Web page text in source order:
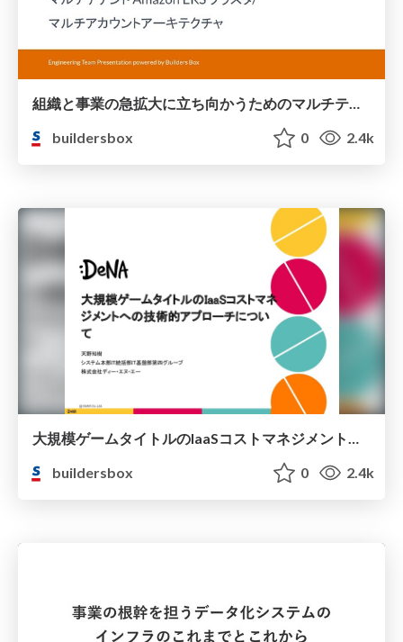
組織と事業の急拡大に立ち向かうためのマルチテナント Amazon EKS クラスタ/マルチアカウントアーキテクチャ / Multi-tenant Amazon EKS cluster and multi-account architecture to face rapid organizational and business growth
buildersbox
0 2.4k
大規模ゲームタイトルのIaaSコストマネジメントへの技術アプローチについて / A technical approach to IaaS cost management for large-scale game titles
buildersbox
0 2.4k